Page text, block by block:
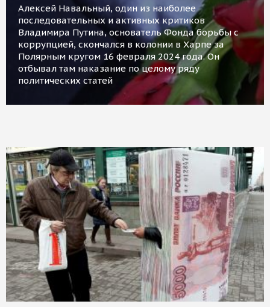
Алексей Навальный, один из наиболее
последовательных и активных критиков
Владимира Путина, основатель Фонда борьбы с
коррупцией, скончался в колонии в Харпе за
Полярным кругом 16 февраля 2024 года. Он
отбывал там наказание по целому ряду
политических статей